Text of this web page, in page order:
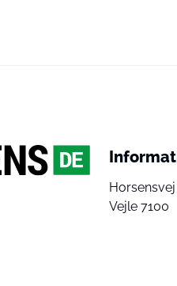
Vejle 7100